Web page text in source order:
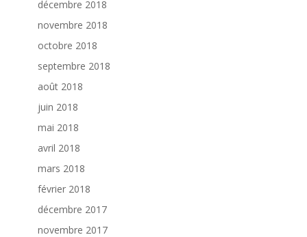
décembre 2018
novembre 2018
octobre 2018
septembre 2018
août 2018
juin 2018
mai 2018
avril 2018
mars 2018
février 2018
décembre 2017
novembre 2017